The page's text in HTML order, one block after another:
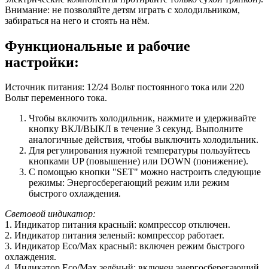
Внимание: не позволяйте детям играть с холодильником,
забираться на него и стоять на нём.
Функциональные и рабочие
настройки:
Источник питания: 12/24 Вольт постоянного тока или 220
Вольт переменного тока.
Чтобы включить холодильник, нажмите и удерживайте
кнопку ВКЛ/ВЫКЛ в течение 3 секунд. Выполните
аналогичные действия, чтобы выключить холодильник.
Для регулирования нужной температуры пользуйтесь
кнопками UP (повышение) или DOWN (понижение).
С помощью кнопки "SET" можно настроить следующие
режимы: Энергосберегающий режим или режим
быстрого охлаждения.
Световой индикатор:
1. Индикатор питания красный: компрессор отключен.
2. Индикатор питания зеленый: компрессор работает.
3. Индикатор Eco/Max красный: включен режим быстрого
охлаждения.